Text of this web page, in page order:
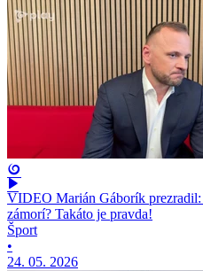
VIDEO Marián Gáborík prezradil:
zámorí? Takáto je pravda!
Šport
•
24. 05. 2026